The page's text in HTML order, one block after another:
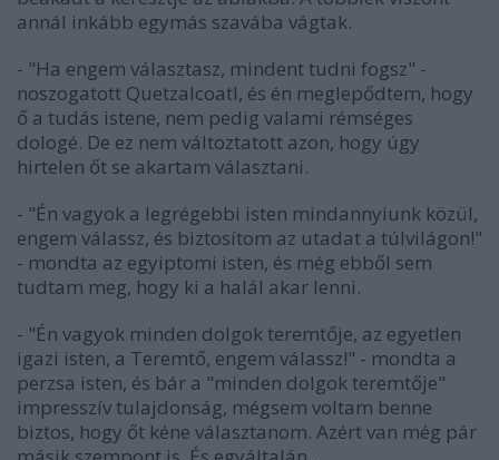
annál inkább egymás szavába vágtak.
- "Ha engem választasz, mindent tudni fogsz" -
noszogatott Quetzalcoatl, és én meglepődtem, hogy
ő a tudás istene, nem pedig valami rémséges
dologé. De ez nem változtatott azon, hogy úgy
hirtelen őt se akartam választani.
- "Én vagyok a legrégebbi isten mindannyiunk közül,
engem válassz, és biztosítom az utadat a túlvilágon!"
- mondta az egyiptomi isten, és még ebből sem
tudtam meg, hogy ki a halál akar lenni.
- "Én vagyok minden dolgok teremtője, az egyetlen
igazi isten, a Teremtő, engem válassz!" - mondta a
perzsa isten, és bár a "minden dolgok teremtője"
impresszív tulajdonság, mégsem voltam benne
biztos, hogy őt kéne választanom. Azért van még pár